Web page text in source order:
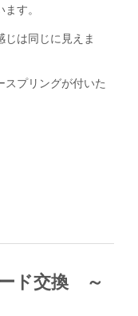
す。
は同じに見えま
プリングが付いた
ド交換 ～